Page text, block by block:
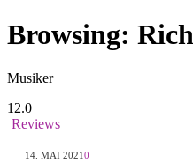
Browsing:
Musiker
12.0
Reviews
14. MAI 20210